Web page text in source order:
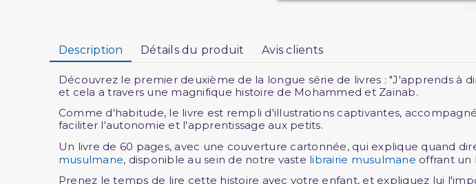
Description Détails du produit Avis clients
Découvrez le premier deuxième de la longue série de livres : "J'apprends à
et cela a travers une magnifique histoire de Mohammed et Zainab.
Comme d'habitude, le livre est rempli d'illustrations captivantes,
faciliter l'autonomie et l'apprentissage aux petits.
Un livre de 60 pages, avec une couverture cartonnée, qui explique quand
musulmane, disponible au sein de notre vaste librairie musulmane offrant un
Prenez le temps de lire cette histoire avec votre enfant, et expliquez lui